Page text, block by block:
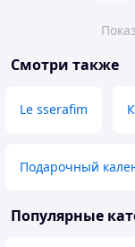
Смотри также
Le sserafim
Подарочный
Популярные